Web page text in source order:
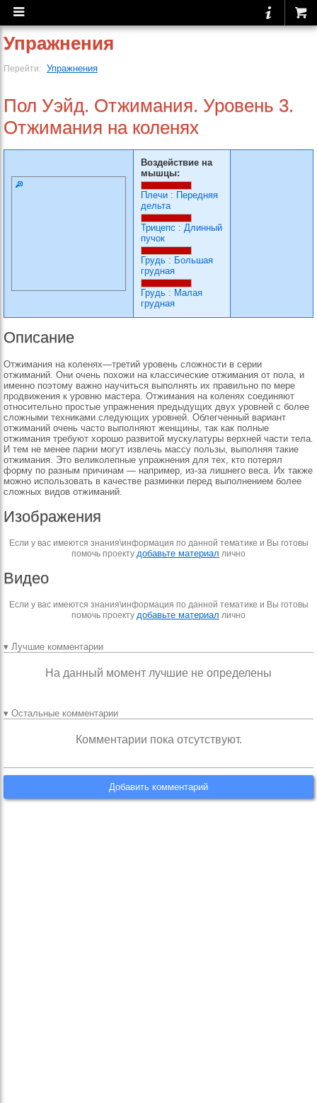
Упражнения
Перейти: Упражнения
Пол Уэйд. Отжимания. Уровень 3.
Отжимания на коленях
Воздействие на
мышцы:
Плечи : Передняя
дельта
Трицепс : Длинный
пучок
Грудь : Большая
грудная
Грудь : Малая
грудная
Описание
Отжимания на коленях—третий уровень сложности в серии
отжиманий. Они очень похожи на классические отжимания от пола, и
именно поэтому важно научиться выполнять их правильно по мере
продвижения к уровню мастера. Отжимания на коленях соединяют
относительно простые упражнения предыдущих двух уровней с более
сложными техниками следующих уровней. Облегченный вариант
отжиманий очень часто выполняют женщины, так как полные
отжимания требуют хорошо развитой мускулатуры верхней части тела.
И тем не менее парни могут извлечь массу пользы, выполняя такие
отжимания. Это великолепные упражнения для тех, кто потерял
форму по разным причинам — например, из-за лишнего веса. Их также
можно использовать в качестве разминки перед выполнением более
сложных видов отжиманий.
Изображения
Если у вас имеются знания\информация по данной тематике и Вы готовы
помочь проекту добавьте материал лично
Видео
Если у вас имеются знания\информация по данной тематике и Вы готовы
помочь проекту добавьте материал лично
▾ Лучшие комментарии
На данный момент лучшие не определены
▾ Остальные комментарии
Комментарии пока отсутствуют.
Добавить комментарий